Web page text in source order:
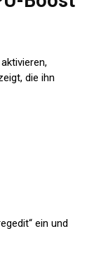
die ihn
ein und